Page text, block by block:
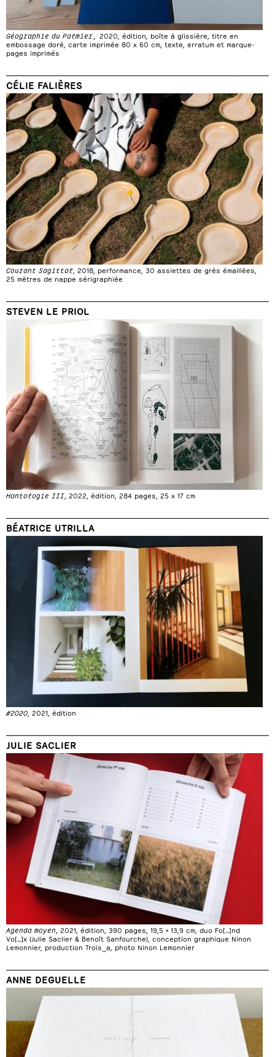
Géographie du Palmier, 2020, édition, boîte à glissière, titre en
embossage doré, carte imprimée 80 x 60 cm, texte, erratum et marque-
pages imprimés
CÉLIE FALIÈRES
Courant Sagittal , 2018, performance, 30 assiettes de grès émaillées,
25 mètres de nappe sérigraphiée
STEVEN LE PRIOL
Hantologie III, 2022, édition, 284 pages, 25 x 17 cm
BÉATRICE UTRILLA
#2020, 2021, édition
JULIE SACLIER
Agenda moyen , 2021, édition, 390 pages, 19,5 × 13,9 cm, duo Fo[…]nd
Vo[…]x (Julie Saclier & Benoît Sanfourche), conception graphique Ninon
Lemonnier, production Trois‿a, photo Ninon Lemonnier
ANNE DEGUELLE